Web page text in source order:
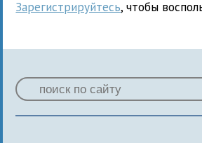
Зарегистрируйтесь, чтобы